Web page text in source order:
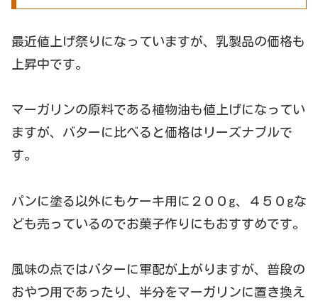
最近値上げ祭りになっていますが、乳製品の価格も
上昇中です。
マーガリンの原料である植物油も値上げになってい
ますが、バターに比べると価格はリーズナブルで
す。
パンに塗る以外にもケーキ用に２００g、４５０gな
ども売っているのでお菓子作りにもおすすめです。
風味の点ではバターに軍配が上がりますが、普段の
おやつ用であったり、半分をマーガリンに置き換え